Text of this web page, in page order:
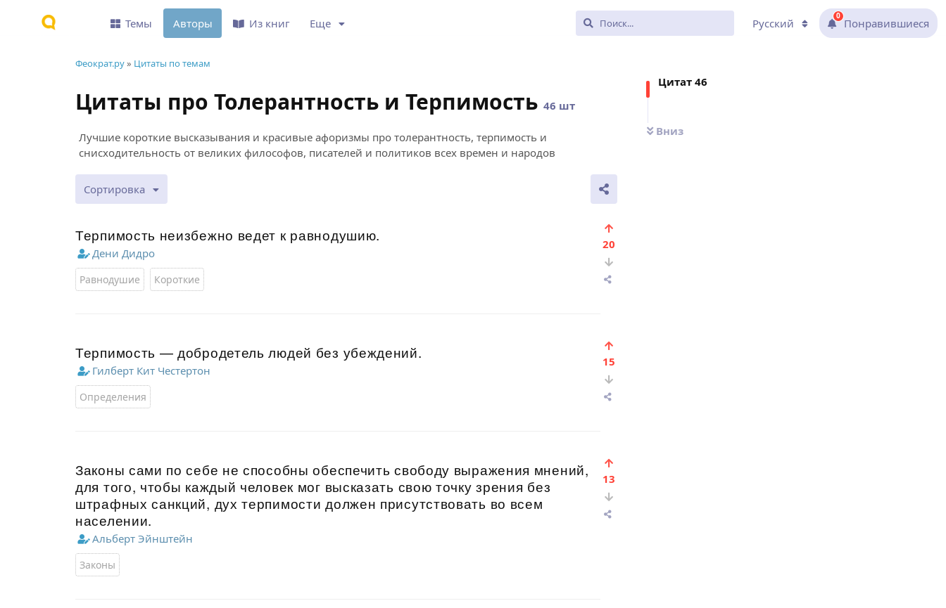
Феократ.ру» Цитаты по темам
Цитаты про Толерантность и Терпимость 46 шт
Лучшие короткие высказывания и красивые афоризмы про толерантность, терпимость и
снисходительность от великих философов, писателей и политиков всех времен и народов
Сортировка
Терпимость неизбежно ведет к равнодушию.
Дени Дидро
Равнодушие Короткие
20
Терпимость — добродетель людей без убеждений.
Гилберт Кит Честертон
Определения
15
Законы сами по себе не способны обеспечить свободу выражения мнений,
для того, чтобы каждый человек мог высказать свою точку зрения без
штрафных санкций, дух терпимости должен присутствовать во всем
населении.
Альберт Эйнштейн
Законы
13
Цитат 46
Вниз
Темы Авторы Из книг Еще Русский
0
Понравившиеся